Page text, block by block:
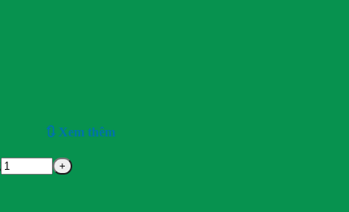
🔃 Xem thêm